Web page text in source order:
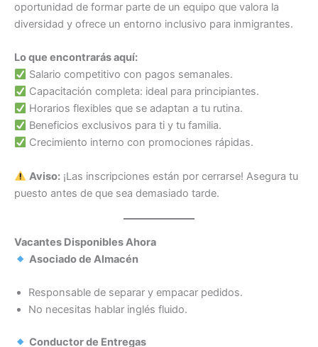
oportunidad de formar parte de un equipo que valora la
diversidad y ofrece un entorno inclusivo para inmigrantes.
Lo que encontrarás aquí:
Salario competitivo con pagos semanales.
Capacitación completa: ideal para principiantes.
Horarios flexibles que se adaptan a tu rutina.
Beneficios exclusivos para ti y tu familia.
Crecimiento interno con promociones rápidas.
Aviso:¡Las inscripciones están por cerrarse! Asegura tu
puesto antes de que sea demasiado tarde.
Vacantes Disponibles Ahora
Asociado de Almacén
Responsable de separar y empacar pedidos.
No necesitas hablar inglés fluido.
Conductor de Entregas